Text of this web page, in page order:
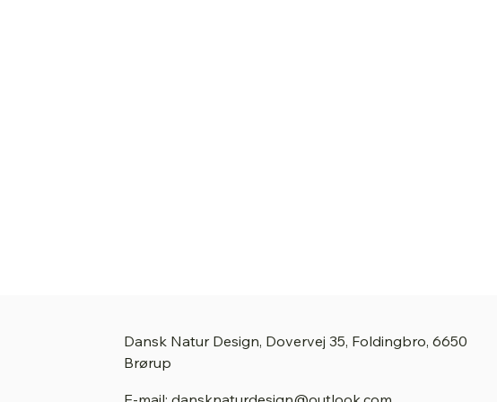
Dansk Natur Design, Dovervej 35, Foldingbro, 6650
Brørup